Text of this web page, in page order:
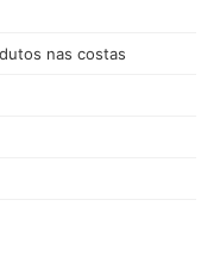
nas costas